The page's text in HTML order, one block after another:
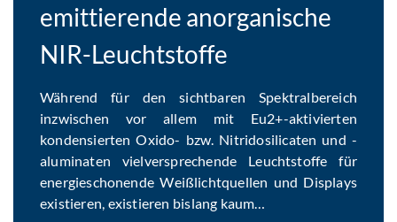
emittierende anorganische
NIR-Leuchtstoffe
Während für den sichtbaren Spektralbereich
inzwischen vor allem mit Eu2+-aktivierten
kondensierten Oxido- bzw. Nitridosilicaten und -
aluminaten vielversprechende Leuchtstoffe für
energieschonende Weißlichtquellen und Displays
existieren, existieren bislang kaum…